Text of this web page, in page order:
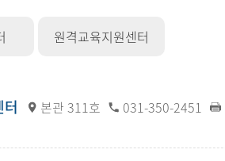
원격교육지원센터
본관 311호 031-350-2451